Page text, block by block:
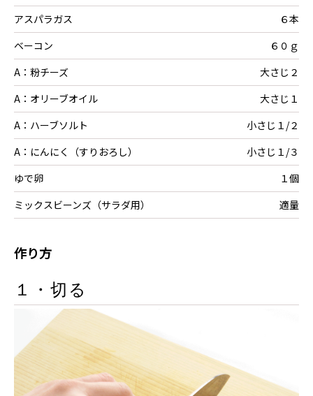
アスパラガス
６本
ベーコン
６０ｇ
A：粉チーズ
大さじ２
A：オリーブオイル
大さじ１
A：ハーブソルト
小さじ１/２
A：にんにく（すりおろし）
小さじ１/３
ゆで卵
１個
ミックスビーンズ（サラダ用）
適量
作り方
１・切る